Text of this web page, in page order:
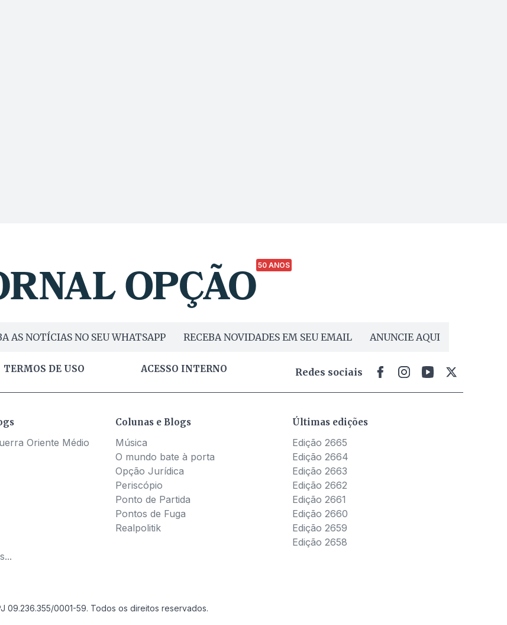
50 ANOS
AS NOTÍCIAS NO SEU WHATSAPP RECEBA NOVIDADES EM SEU EMAIL ANUNCIE AQUI
TERMOS DE USO ACESSO INTERNO Redes sociais
Oriente Médio
Colunas e Blogs
Música
O mundo bate à porta
Opção Jurídica
Periscópio
Ponto de Partida
Pontos de Fuga
Realpolitik
Últimas edições
Edição 2665
Edição 2664
Edição 2663
Edição 2662
Edição 2661
Edição 2660
Edição 2659
Edição 2658
09.236.355/0001-59. Todos os direitos reservados.